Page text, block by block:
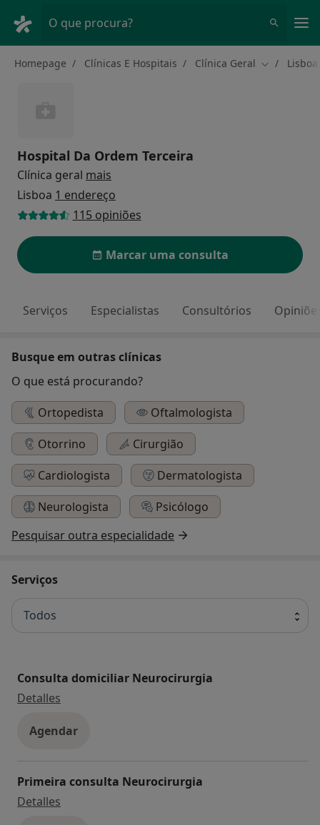
O que procura?
Homepage Clínicas E Hospitais Clínica Geral Mudar de
Lisboa
Hospital Da Ordem Terceira
Clínica geral mais
Lisboa 1 endereço
115 opiniões
Marcar uma consulta
Serviços Especialistas Consultórios
Busque em outras clínicas
O que está procurando?
Ortopedista
Oftalmologista
Otorrino
Cirurgião
Cardiologista
Dermatologista
Neurologista
Psicólogo
Pesquisar outra especialidade
Serviços
Todos
Consulta domiciliar Neurocirurgia
Detalles
Agendar
Primeira consulta Neurocirurgia
Detalles